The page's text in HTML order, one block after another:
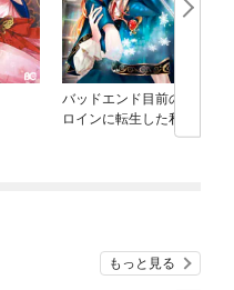
バッドエンド目前のヒ
ロインに転生した私、
今世では恋愛するつも
もっと見る